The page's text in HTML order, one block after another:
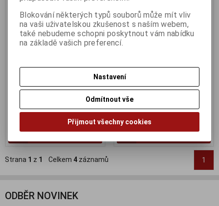
73 Kč
Koupit
Termín dodání (dny):
25 Kč
20 Kč (bez DPH:)
Koupit
Strana 1 z 1 Celkem 4 záznamů 1
ODBĚR NOVINEK
Blokování některých typů souborů může mít vliv
na vaši uživatelskou zkušenost s naším webem,
také nebudeme schopni poskytnout vám nabídku
na základě vašich preferencí.
Nastavení
Odmítnout vše
Přijmout všechny cookies